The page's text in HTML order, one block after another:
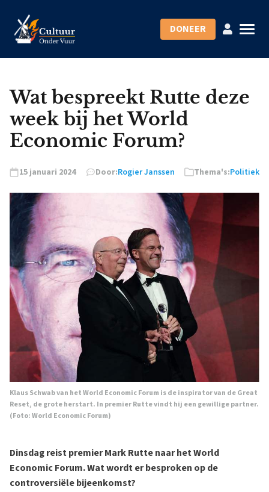
DONEER
Wat bespreekt Rutte deze
week bij het World
Economic Forum?
15 januari 2024 Door:Rogier Janssen Thema's:Politiek
Klaus Schwab van het World Economic Forum is de inspirator van de Great
Reset, de grote herstart. In premier Rutte vindt hij een gewillige partner.
(Foto: World Economic Forum)
Dinsdag reist premier Mark Rutte naar het World
Economic Forum. Wat wordt er besproken op de
controversiële bijeenkomst?